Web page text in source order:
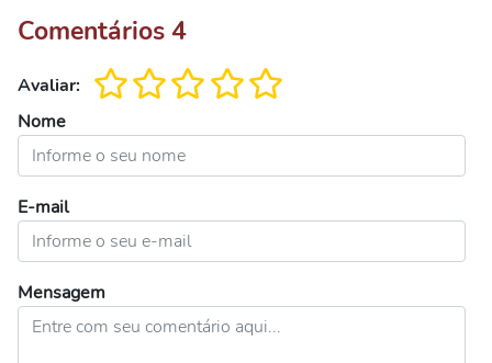
Comentários4
Avaliar:
Nome
E-mail
Mensagem